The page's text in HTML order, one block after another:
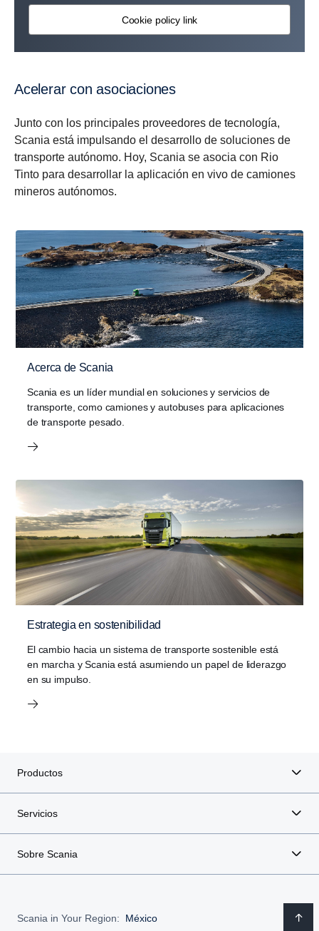
Cookie policy link
Acelerar con asociaciones
Junto con los principales proveedores de tecnología,
Scania está impulsando el desarrollo de soluciones de
transporte autónomo. Hoy, Scania se asocia con Rio
Tinto para desarrollar la aplicación en vivo de camiones
mineros autónomos.
Acerca de Scania
Scania es un líder mundial en soluciones y servicios de
transporte, como camiones y autobuses para aplicaciones
de transporte pesado.
Estrategia en sostenibilidad
El cambio hacia un sistema de transporte sostenible está
en marcha y Scania está asumiendo un papel de liderazgo
en su impulso.
Productos
Servicios
Sobre Scania
Scania in Your Region: México